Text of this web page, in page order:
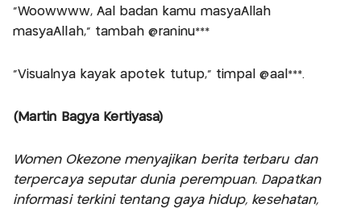
"Woowwww, Aal badan kamu masyaAllah
masyaAllah," tambah @raninu***
"Visualnya kayak apotek tutup," timpal @aal***.
(Martin Bagya Kertiyasa)
Women Okezone menyajikan berita terbaru dan
terpercaya seputar dunia perempuan. Dapatkan
informasi terkini tentang gaya hidup, kesehatan,